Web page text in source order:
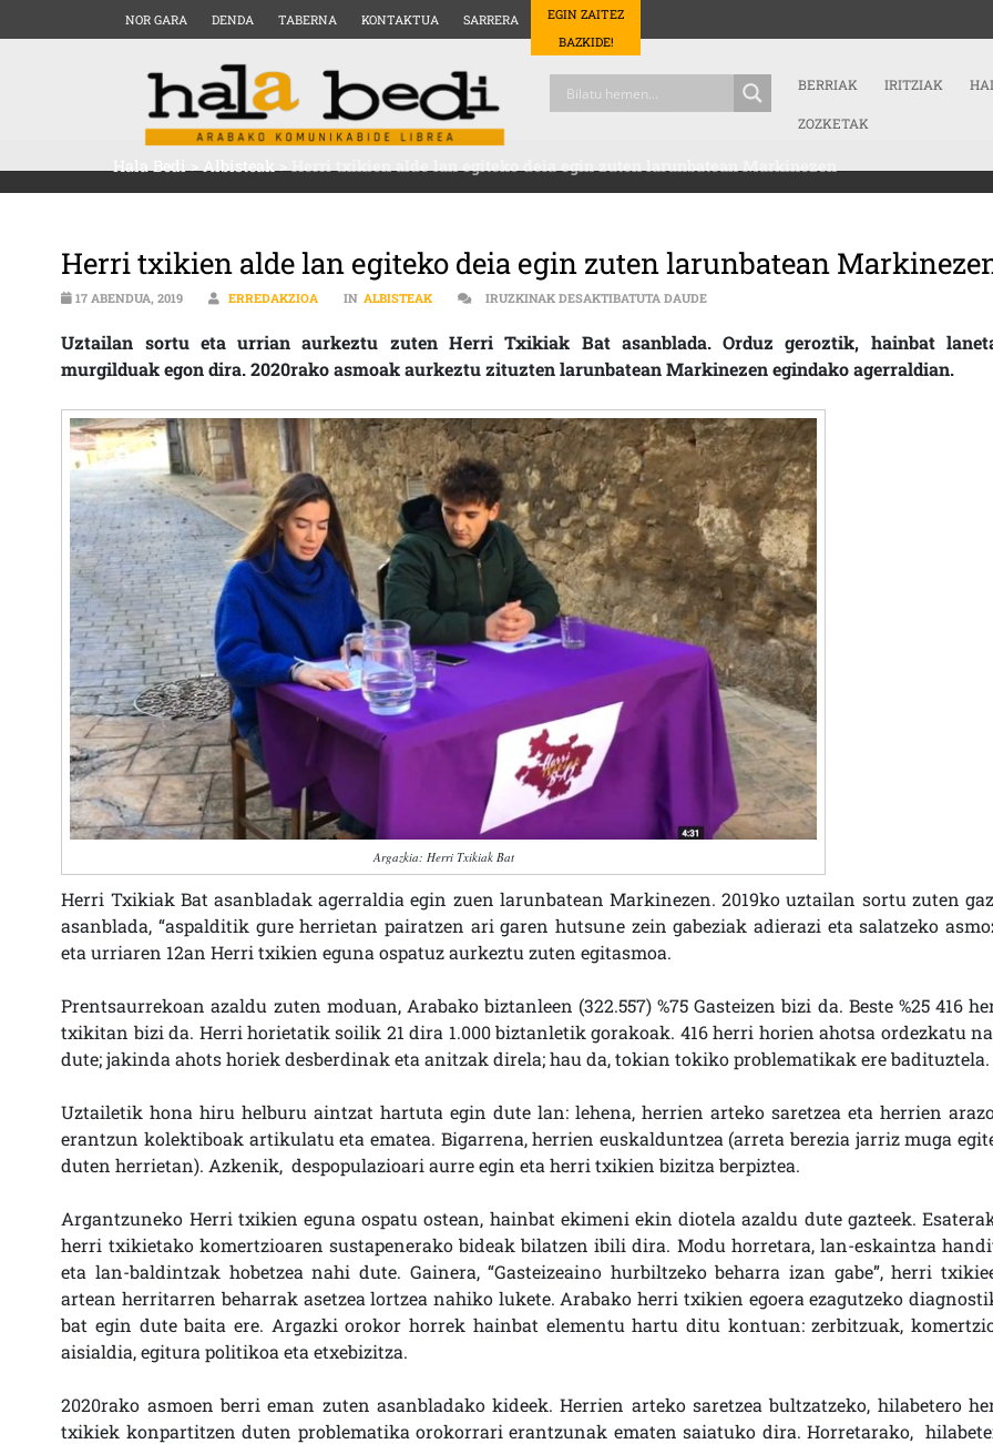
NOR GARA DENDA TABERNA KONTAKTUA SARRERA
EGIN ZAITEZ
BAZKIDE!
BERRIAK IRITZIAK
ZOZKETAK
Hala Bedi>Albisteak>Herri txikien alde lan egiteko deia egin zuten larunbatean Markinezen
Herri txikien alde lan egiteko deia egin zuten larunbatean
17 ABENDUA, 2019 ERREDAKZIOA IN ALBISTEAK IRUZKINAK DESAKTIBATUTA DAUDEHERRI TXIKIEN ALDE LAN EGITEKO DEIA
Uztailan sortu eta urrian aurkeztu zuten Herri Txikiak Bat asanblada. Orduz geroztik, hainbat
murgilduak egon dira. 2020rako asmoak aurkeztu zituzten larunbatean Markinezen egindako agerraldian.
Argazkia: Herri Txikiak Bat
Herri Txikiak Bat asanbladak agerraldia egin zuen larunbatean Markinezen. 2019ko uztailan sortu zuten
asanblada, “aspalditik gure herrietan pairatzen ari garen hutsune zein gabeziak adierazi eta salatzeko
eta urriaren 12an Herri txikien eguna ospatuz aurkeztu zuten egitasmoa.
Prentsaurrekoan azaldu zuten moduan, Arabako biztanleen (322.557) %75 Gasteizen bizi da. Beste %25 416
txikitan bizi da. Herri horietatik soilik 21 dira 1.000 biztanletik gorakoak. 416 herri horien ahotsa ordezkatu
dute; jakinda ahots horiek desberdinak eta anitzak direla; hau da, tokian tokiko problematikak ere badituztela.
Uztailetik hona hiru helburu aintzat hartuta egin dute lan: lehena, herrien arteko saretzea eta herrien
erantzun kolektiboak artikulatu eta ematea. Bigarrena, herrien euskalduntzea (arreta berezia jarriz muga
duten herrietan). Azkenik, despopulazioari aurre egin eta herri txikien bizitza berpiztea.
Argantzuneko Herri txikien eguna ospatu ostean, hainbat ekimeni ekin diotela azaldu dute gazteek.
herri txikietako komertzioaren sustapenerako bideak bilatzen ibili dira. Modu horretara, lan-eskaintza
eta lan-baldintzak hobetzea nahi dute. Gainera, “Gasteizeaino hurbiltzeko beharra izan gabe”, herri
artean herritarren beharrak asetzea lortzea nahiko lukete. Arabako herri txikien egoera ezagutzeko
bat egin dute baita ere. Argazki orokor horrek hainbat elementu hartu ditu kontuan: zerbitzuak,
aisialdia, egitura politikoa eta etxebizitza.
2020rako asmoen berri eman zuten asanbladako kideek. Herrien arteko saretzea bultzatzeko, hilabetero
txikiek konpartitzen duten problematika orokorrari erantzunak ematen saiatuko dira. Horretarako,